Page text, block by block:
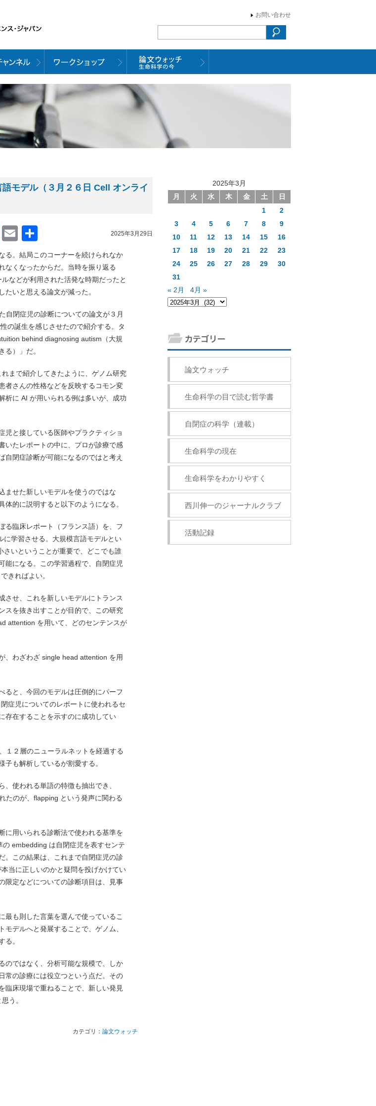
お問い合わせ
モデル（３月２６日 Cell オンライ
2025年3月29日
Pocket
Email
る。結局このコーナーを続けられなか
なくなったからだ。当時を振り返る
などが利用された活発な時期だったと
いと思える論文が減った。
自閉症児の診断についての論文が３月
の誕生を感じさせたので紹介する。タ
behind diagnosing autism（大規
る）」だ。
まで紹介してきたように、ゲノム研究
者さんの性格などを反映するコモン変
析に AI が用いられる例は多いが、成功
児と接している医師やプラクティショ
いたレポートの中に、プロが診療で感
自閉症診断が可能になるのではと考え
ませた新しいモデルを使うのではな
的に説明すると以下のようになる。
る臨床レポート（フランス語）を、フ
に学習させる。大規模言語モデルとい
さいということが重要で、どこでも誰
能になる。この学習過程で、自閉症児
きればよい。
させ、これを新しいモデルにトランス
スを抜き出すことが目的で、この研究
attention を用いて、どのセンテンスが
、わざわざ single head attention を用
ると、今回のモデルは圧倒的にパーフ
症児についてのレポートに使われるセ
存在することを示すのに成功してい
１２層のニューラルネットを経過する
も解析しているが割愛する。
使われる単語の特徴も抽出でき、
たのが、flapping という発声に関わる
に用いられる診断法で使われる基準を
embedding は自閉症児を表すセンテ
。この結果は、これまで自閉症児の診
当に正しいのかと疑問を投げかけてい
限定などについての診断項目は、見事
最も則した言葉を選んで使っているこ
デルへと発展することで、ゲノム、
る。
のではなく、分析可能な規模で、しか
常の診療には役立つという点だ。その
臨床現場で重ねることで、新しい発見
う。
カテゴリ： 論文ウォッチ
2025年3月
月
火 水 木 金 土
日
1
2
3
4 5 6 7 8
9
10
11 12 13 14 15
16
17
18 19 20 21 22
23
24
25 26 27 28 29
30
31
« 2月
4月 »
論文ウォッチ
生命科学の目で読む哲学書
自閉症の科学（連載）
生命科学の現在
生命科学をわかりやすく
西川伸一のジャーナルクラブ
活動記録